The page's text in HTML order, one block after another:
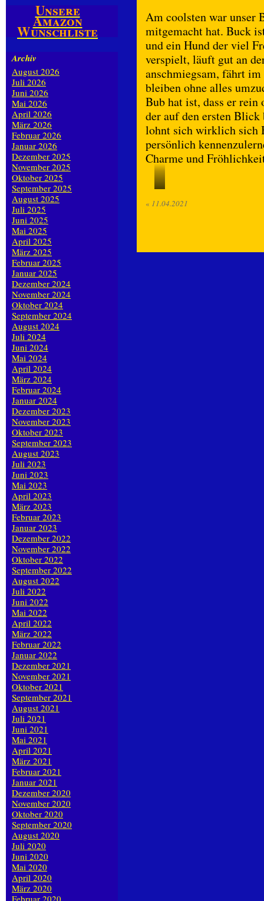
Am coolsten war unser
mitgemacht hat. Buck
und ein Hund der viel
verspielt, läuft gut an
anschmiegsam, fährt
bleiben ohne alles
Bub hat ist, dass er
der auf den ersten Blick
lohnt sich wirklich sich
persönlich
Charme und
Buck
« 11.04.2021
Unsere
Amazon
Wunschliste
Archiv
August 2026
Juli 2026
Juni 2026
Mai 2026
April 2026
März 2026
Februar 2026
Januar 2026
Dezember 2025
November 2025
Oktober 2025
September 2025
August 2025
Juli 2025
Juni 2025
Mai 2025
April 2025
März 2025
Februar 2025
Januar 2025
Dezember 2024
November 2024
Oktober 2024
September 2024
August 2024
Juli 2024
Juni 2024
Mai 2024
April 2024
März 2024
Februar 2024
Januar 2024
Dezember 2023
November 2023
Oktober 2023
September 2023
August 2023
Juli 2023
Juni 2023
Mai 2023
April 2023
März 2023
Februar 2023
Januar 2023
Dezember 2022
November 2022
Oktober 2022
September 2022
August 2022
Juli 2022
Juni 2022
Mai 2022
April 2022
März 2022
Februar 2022
Januar 2022
Dezember 2021
November 2021
Oktober 2021
September 2021
August 2021
Juli 2021
Juni 2021
Mai 2021
April 2021
März 2021
Februar 2021
Januar 2021
Dezember 2020
November 2020
Oktober 2020
September 2020
August 2020
Juli 2020
Juni 2020
Mai 2020
April 2020
März 2020
Februar 2020